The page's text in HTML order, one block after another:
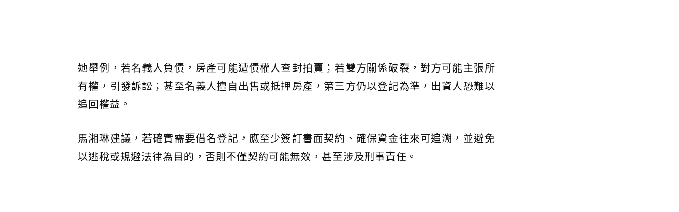
她舉例，若名義人負債，房產可能遭債權人查封拍賣；若雙方關係破裂，對方可能主張所
有權，引發訴訟；甚至名義人擅自出售或抵押房產，第三方仍以登記為準，出資人恐難以
追回權益。
馬湘琳建議，若確實需要借名登記，應至少簽訂書面契約、確保資金往來可追溯，並避免
以逃稅或規避法律為目的，否則不僅契約可能無效，甚至涉及刑事責任。